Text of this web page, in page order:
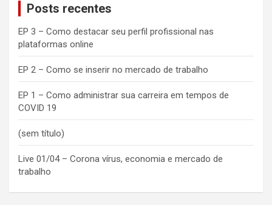
Posts recentes
EP 3 – Como destacar seu perfil profissional nas
plataformas online
EP 2 – Como se inserir no mercado de trabalho
EP 1 – Como administrar sua carreira em tempos de
COVID 19
(sem título)
Live 01/04 – Corona vírus, economia e mercado de
trabalho